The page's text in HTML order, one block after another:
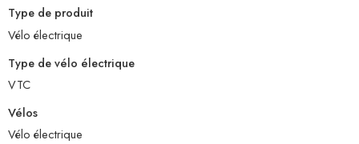
Type de produit
Vélo électrique
Type de vélo électrique
VTC
Vélos
Vélo électrique